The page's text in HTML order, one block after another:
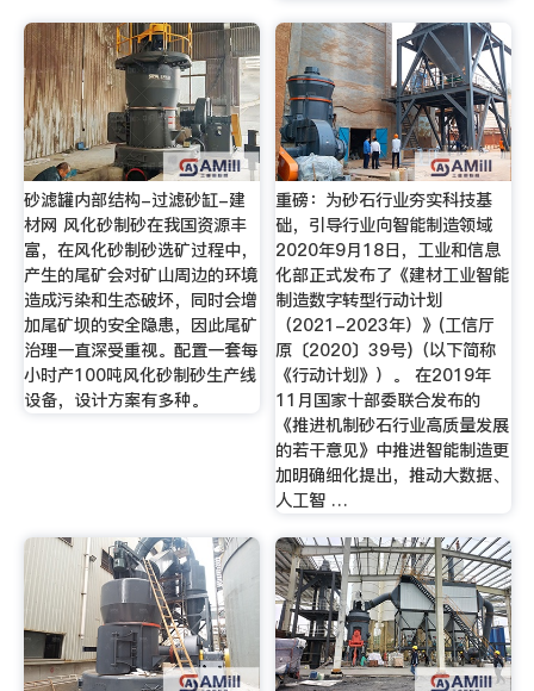
砂滤罐内部结构-过滤砂缸-建
材网 风化砂制砂在我国资源丰
富，在风化砂制砂选矿过程中，
产生的尾矿会对矿山周边的环境
造成污染和生态破坏，同时会增
加尾矿坝的安全隐患，因此尾矿
治理一直深受重视。配置一套每
小时产100吨风化砂制砂生产线
设备，设计方案有多种。
重磅：为砂石行业夯实科技基
础，引导行业向智能制造领域
2020年9月18日，工业和信息
化部正式发布了《建材工业智能
制造数字转型行动计划
（2021-2023年）》(工信厅
原〔2020〕39号)（以下简称
《行动计划》）。 在2019年
11月国家十部委联合发布的
《推进机制砂石行业高质量发展
的若干意见》中推进智能制造更
加明确细化提出，推动大数据、
人工智 …